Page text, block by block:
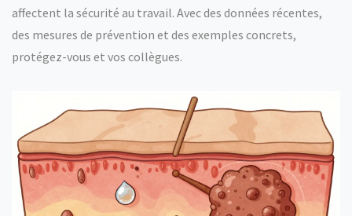
affectent la sécurité au travail. Avec des données récentes,
des mesures de prévention et des exemples concrets,
protégez-vous et vos collègues.